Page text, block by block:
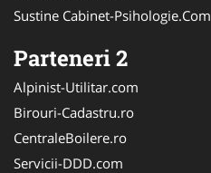
Sustine Cabinet-Psihologie.Com
Parteneri 2
Alpinist-Utilitar.com
Birouri-Cadastru.ro
CentraleBoilere.ro
Servicii-DDD.com